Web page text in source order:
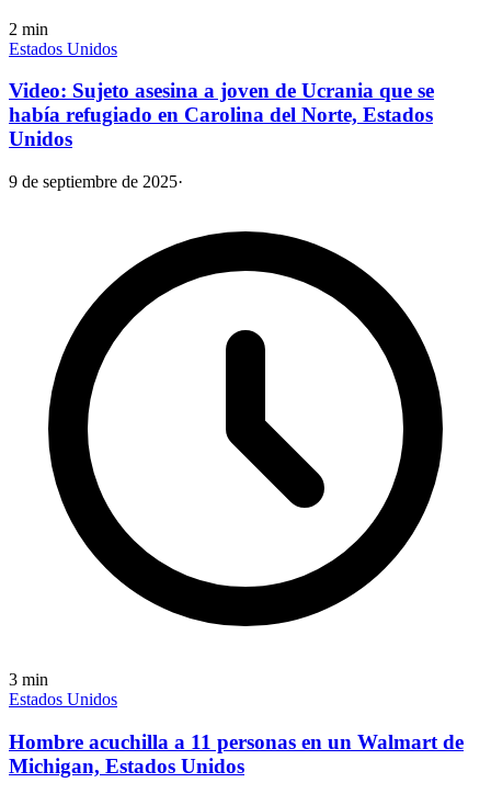
2 min
Estados Unidos
Video: Sujeto asesina a joven de Ucrania que se
había refugiado en Carolina del Norte, Estados
Unidos
9 de septiembre de 2025·
3 min
Estados Unidos
Hombre acuchilla a 11 personas en un Walmart de
Michigan, Estados Unidos